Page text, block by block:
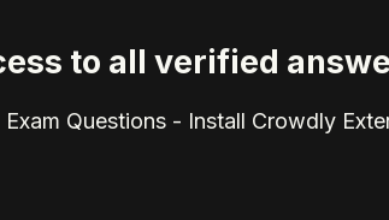
to all verified
Questions - Install Crowdly